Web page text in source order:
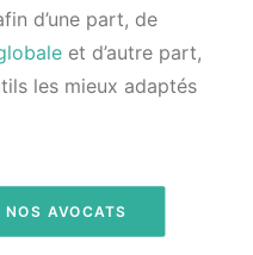
d’une part, de
et d’autre part,
les mieux adaptés
NOS AVOCATS